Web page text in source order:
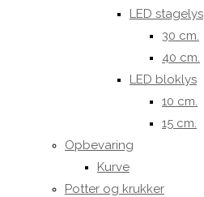
LED stagelys
30 cm.
40 cm.
LED bloklys
10 cm.
15 cm.
Opbevaring
Kurve
Potter og krukker